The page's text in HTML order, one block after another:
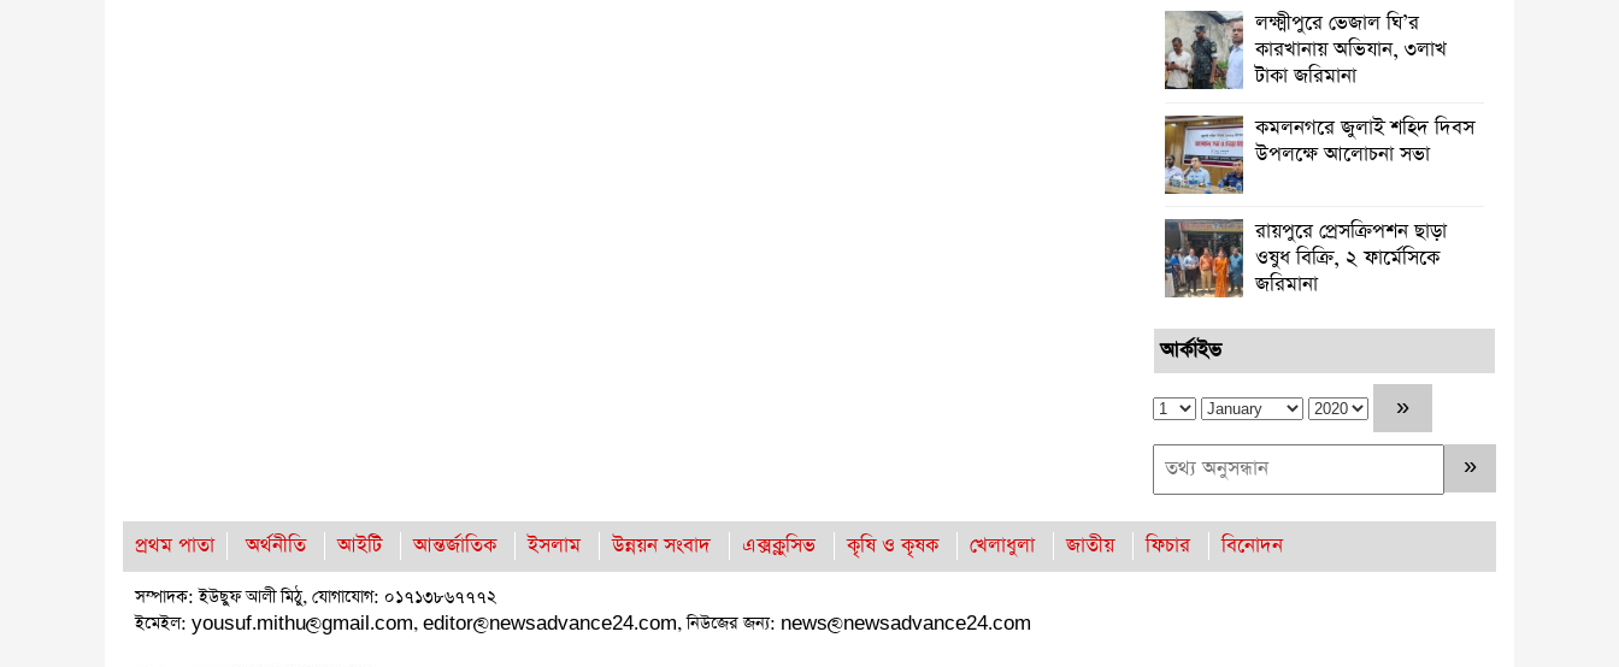
সলিমুল্লাহ খানকে ঘিরে বিতর্ক:
সমালোচনা, প্রতিহিংসা নাকি
পারশ্রীকাতরতা?
লক্ষ্মীপুরে ভেজাল ঘি’র
কারখানায় অভিযান, ৩লাখ
টাকা জরিমানা
কমলনগরে জুলাই শহিদ দিবস
উপলক্ষে আলোচনা সভা
রায়পুরে প্রেসক্রিপশন ছাড়া
ওষুধ বিক্রি, ২ ফার্মেসিকে
জরিমানা ‎
আর্কাইভ
প্রথম পাতা অর্থনীতি আইটি আন্তর্জাতিক ইসলাম উন্নয়ন সংবাদ এক্সক্লুসিভ কৃষি ও কৃষক খেলাধুলা জাতীয় ফিচার বিনোদন
সম্পাদক: ইউছুফ আলী মিঠু, যোগাযোগ: ০১৭১৩৮৬৭৭৭২
ইমেইল: yousuf.mithu@gmail.com, editor@newsadvance24.com, নিউজের জন্য: news@newsadvance24.com